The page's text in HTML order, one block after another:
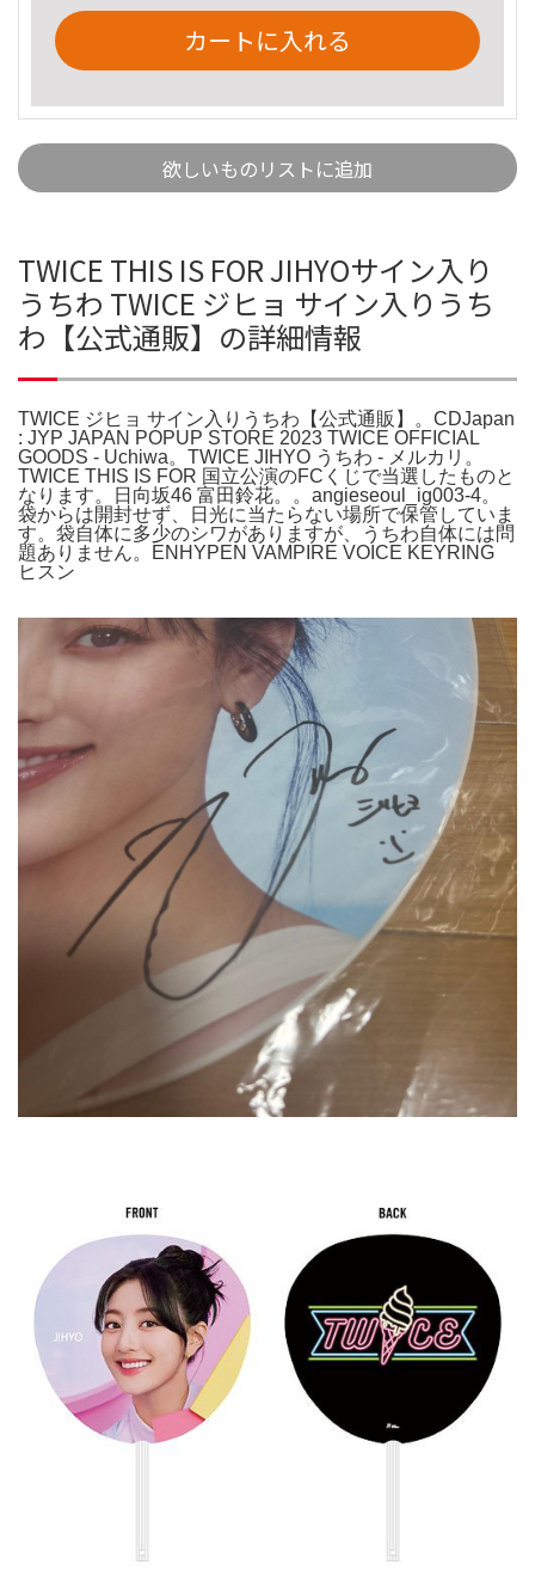
カートに入れる
欲しいものリストに追加
TWICE THIS IS FOR JIHYOサイン入り
うちわ TWICE ジヒョ サイン入りうち
わ【公式通販】の詳細情報
TWICE ジヒョ サイン入りうちわ【公式通販】。CDJapan
: JYP JAPAN POPUP STORE 2023 TWICE OFFICIAL
GOODS - Uchiwa。TWICE JIHYO うちわ - メルカリ。
TWICE THIS IS FOR 国立公演のFCくじで当選したものと
なります。日向坂46 富田鈴花。。angieseoul_ig003-4。
袋からは開封せず、日光に当たらない場所で保管していま
す。袋自体に多少のシワがありますが、うちわ自体には問
題ありません。ENHYPEN VAMPIRE VOICE KEYRING
ヒスン